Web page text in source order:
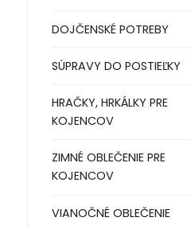
DOJČENSKÉ POTREBY
SÚPRAVY DO POSTIEĽKY
HRAČKY, HRKÁLKY PRE
KOJENCOV
ZIMNÉ OBLEČENIE PRE
KOJENCOV
VIANOČNÉ OBLEČENIE